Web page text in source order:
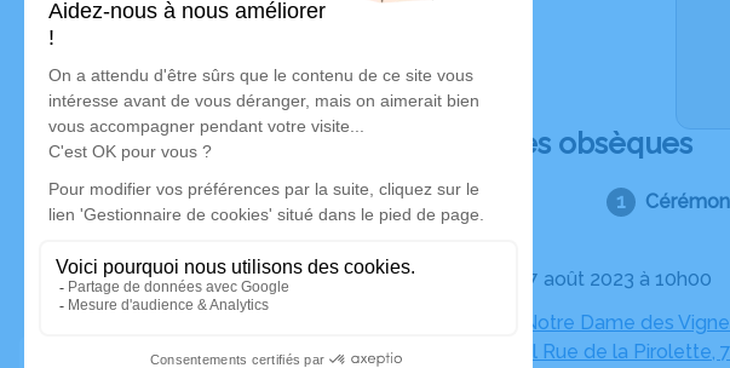
Déroulé des obsèques
Le jeudi 17 août 2023 à 10h00
Paroisse Notre Dame des
communal Rue de la Pirolette,